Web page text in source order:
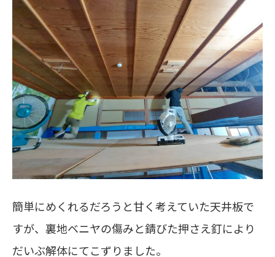
簡単にめくれるだろうと甘く考えていた天井板で
すが、裏地ベニヤの傷みと錆びた押さえ釘により
だいぶ解体にてこずりました。